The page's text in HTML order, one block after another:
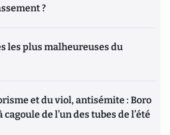
?
les plus malheureuses du
et du viol, antisémite : Boro
de l’un des tubes de l’été